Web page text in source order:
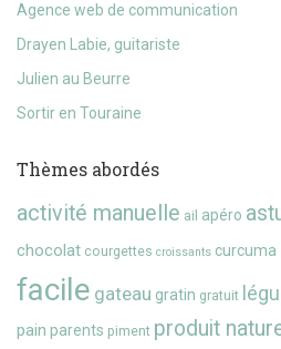
Agence web de communication
Drayen Labie, guitariste
Julien au Beurre
Sortir en Touraine
Thèmes abordés
activité manuelle ail apéro
chocolat courgettes croissants curcuma
facile gateau gratin gratuit
pain parents piment produit